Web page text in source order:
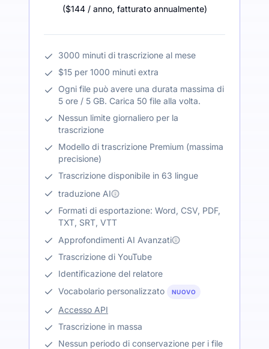
($144 / anno, fatturato annualmente)
3000 minuti di trascrizione al mese
$15 per 1000 minuti extra
Ogni file può avere una durata massima di
5 ore / 5 GB. Carica 50 file alla volta.
Nessun limite giornaliero per la
trascrizione
Modello di trascrizione Premium (massima
precisione)
Trascrizione disponibile in 63 lingue
traduzione AI
Formati di esportazione: Word, CSV, PDF,
TXT, SRT, VTT
Approfondimenti AI Avanzati
Trascrizione di YouTube
Identificazione del relatore
Vocabolario personalizzato
NUOVO
Accesso API
Trascrizione in massa
Nessun periodo di conservazione per i file